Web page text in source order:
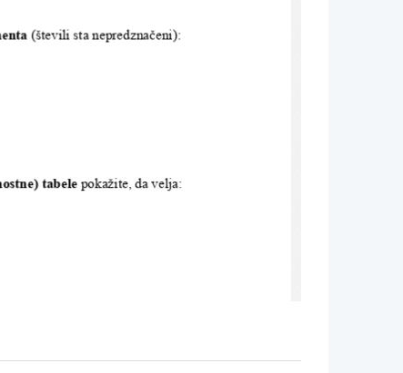
(števili sta nepredznačeni):
tabele pokažite, da velja:
tabelo.